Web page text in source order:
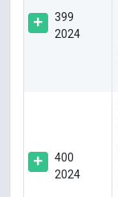
399
2024
400
2024